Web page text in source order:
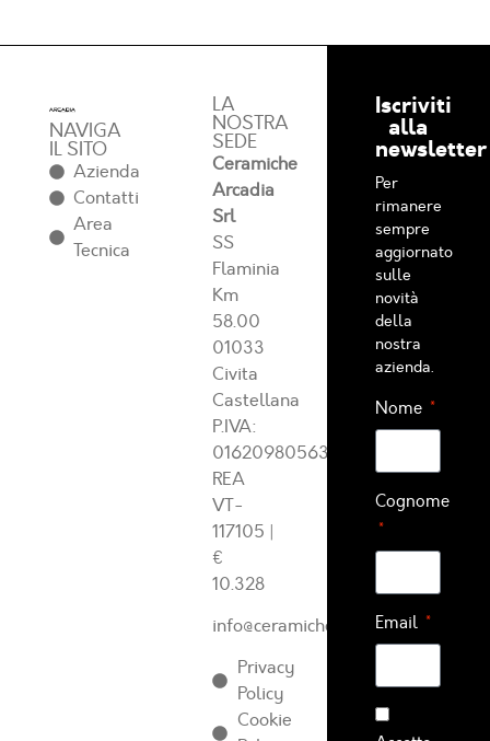
NAVIGA
IL SITO
Azienda
Contatti
Area
Tecnica
LA
NOSTRA
SEDE
Ceramiche
Arcadia
Srl
SS
Flaminia
Km
58.00
01033
Civita
Castellana
P.IVA:
01620980563
REA
VT-
117105 |
€
10.328
info@ceramichearcadia.com
Privacy
Policy
Cookie
Iscriviti
alla
newsletter
Per
rimanere
sempre
aggiornato
sulle
novità
della
nostra
azienda.
Nome
Cognome
Email